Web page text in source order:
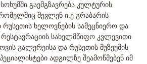
გაემგზავრება კულტურის
შევლენ ი.ე გრაბარის
ხელოვნების სამეცნიერო და
სახელმწიფო კვლევითი
გალერეისა და რუსეთის მუზეუმის
ადგილზე შეამოწმებენ იმ